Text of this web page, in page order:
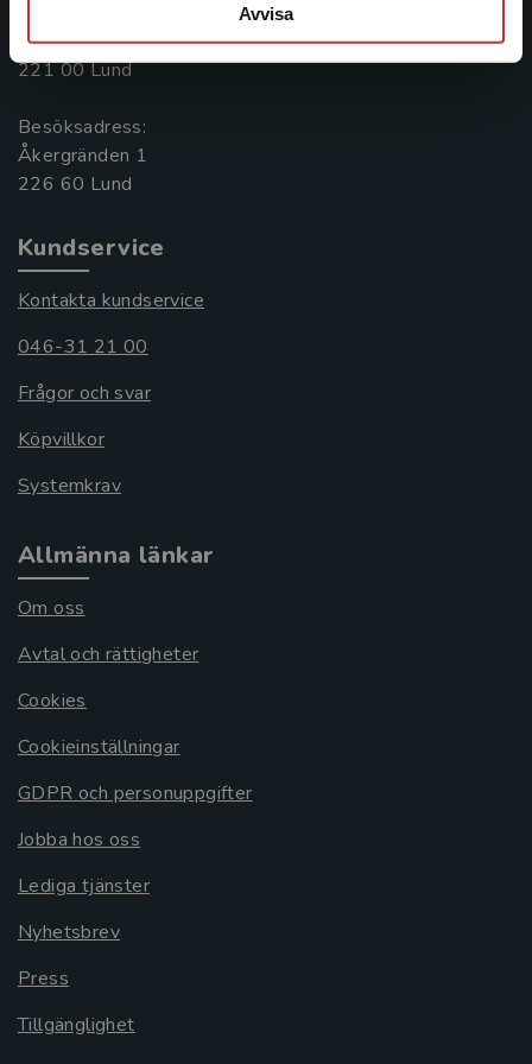
Avvisa
Box 141
221 00 Lund
Besöksadress:
Åkergränden 1
Kundservice
Kontakta kundservice
046-31 21 00
Frågor och svar
Köpvillkor
Systemkrav
Allmänna länkar
Om oss
Avtal och rättigheter
Cookies
Cookieinställningar
GDPR och personuppgifter
Jobba hos oss
Lediga tjänster
Nyhetsbrev
Press
Tillgänglighet